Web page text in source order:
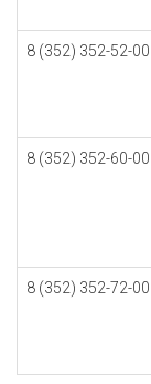
8 (352) 352-52-00
8 (352) 352-60-00
8 (352) 352-72-00